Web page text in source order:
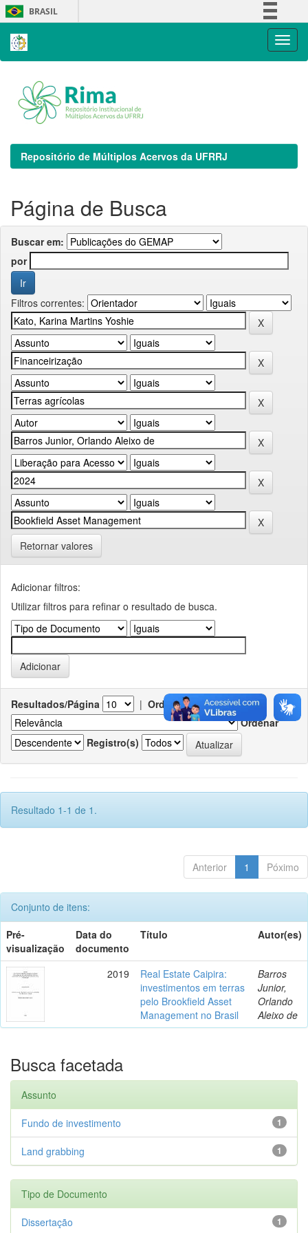
Skip
navigation
BRASIL
Repositório de Múltiplos Acervos da UFRRJ
Página de Busca
Buscar em:
por
Filtros correntes:
Retornar valores
Adicionar filtros:
Utilizar filtros para refinar o resultado de busca.
Resultados/Página | Ordenar registros por
Ordenar
Registro(s)
Resultado 1-1 de 1.
Anterior 1 Póximo
Conjunto de itens:
Pré-
visualização
Data do
documento
Título Autor(es)
2019
Real Estate Caipira:
investimentos em terras
pelo Brookfield Asset
Management no Brasil
Barros
Junior,
Orlando
Aleixo de
Busca facetada
Assunto
1
Fundo de investimento
1
Land grabbing
Tipo de Documento
1
Dissertação